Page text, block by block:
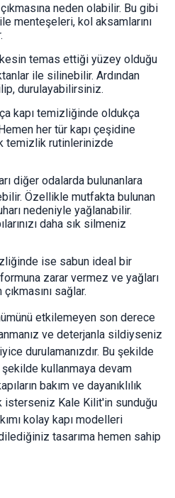
neden olabilir. Bu gibi
menteşeleri, kol aksamlarını
temas ettiği yüzey olduğu
ile silinebilir. Ardından
durulayabilirsiniz.
kapı temizliğinde oldukça
her tür kapı çeşidine
temizlik rutinlerinizde
diğer odalarda bulunanlara
Özellikle mutfakta bulunan
nedeniyle yağlanabilir.
daha sık silmeniz
ise sabun ideal bir
zarar vermez ve yağları
sağlar.
etkilemeyen son derece
ve deterjanla sildiyseniz
durulamanızdır. Bu şekilde
şekilde kullanmaya devam
bakım ve dayanıklılık
isterseniz Kale Kilit'in sunduğu
kolay kapı modelleri
tasarıma hemen sahip